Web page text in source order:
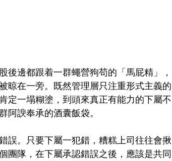
後邊都跟着一群蠅營狗苟的「馬屁精」，
晾在一旁。既然管理層只注重形式主義的
定一塌糊塗，到頭來真正有能力的下屬不
阿諛奉承的酒囊飯袋。
誤。只要下屬一犯錯，糟糕上司往往會揪
團隊，在下屬承認錯誤之後，應該是共同